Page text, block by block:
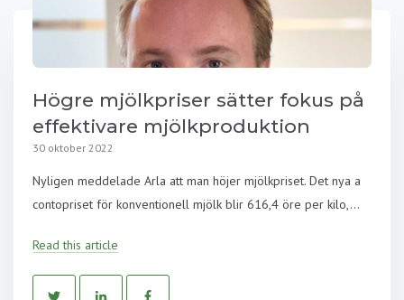
Högre mjölkpriser sätter fokus på
effektivare mjölkproduktion
30 oktober 2022
Nyligen meddelade Arla att man höjer mjölkpriset. Det nya a
contopriset för konventionell mjölk blir 616,4 öre per kilo,...
Read this article